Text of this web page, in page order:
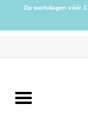
Home
Op werkdagen vóór